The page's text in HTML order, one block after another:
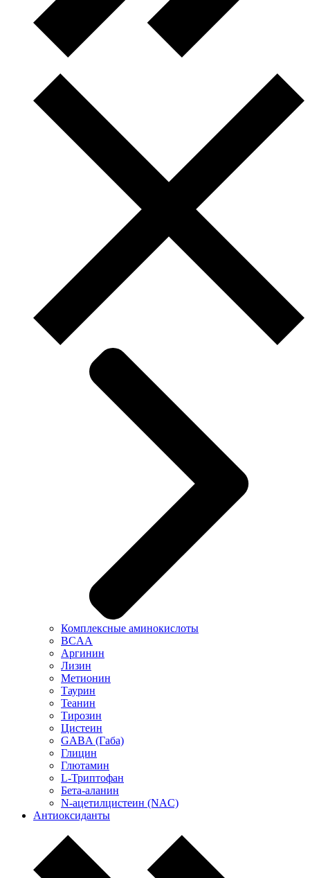
Комплексные аминокислоты
BCAA
Аргинин
Лизин
Метионин
Таурин
Теанин
Тирозин
Цистеин
GABA (Габа)
Глицин
Глютамин
L-Триптофан
Бета-аланин
N-ацетилцистеин (NAC)
Антиоксиданты